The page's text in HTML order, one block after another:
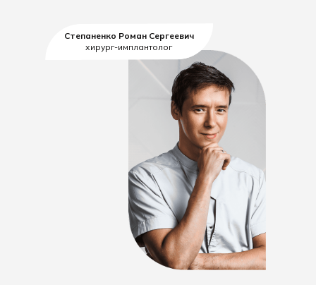
хирург-имплантолог
Степаненко Роман Сергеевич